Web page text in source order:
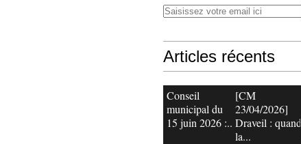
Articles récents
Conseil
municipal du
15 juin 2026 :...
[CM
23/04/2026]
Draveil : quand
la...